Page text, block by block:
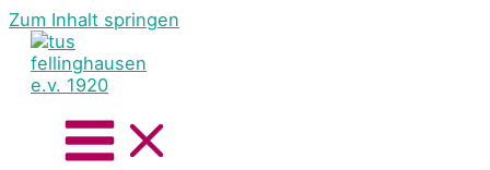
Zum Inhalt springen